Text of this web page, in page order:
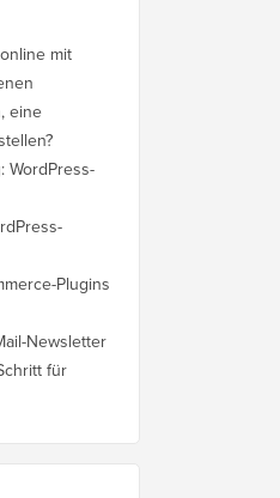
mit
eine
WordPress-
Plugins
Newsletter
für